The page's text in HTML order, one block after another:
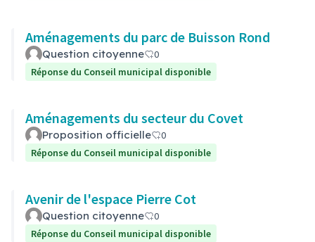
Aménagements du parc de Buisson Rond
Question citoyenne
0
Réponse du Conseil municipal disponible
Aménagements du secteur du Covet
Proposition officielle
0
Réponse du Conseil municipal disponible
Avenir de l'espace Pierre Cot
Question citoyenne
0
Réponse du Conseil municipal disponible